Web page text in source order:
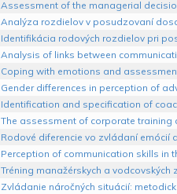
Assessment of the managerial
Analýza rozdielov v posudzovaní
Identifikácia rodových rozdielov pri
Analysis of links between
Coping with emotions and
Gender differences in perception of
Identification and specification of
The assessment of corporate
Rodové diferencie vo zvládaní emócií
Perception of communication skills in
Tréning manažérskych a
Zvládanie náročných situácií: